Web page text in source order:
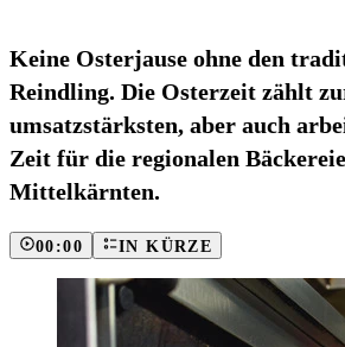
Keine Osterjause ohne den
Reindling. Die Osterzeit zählt
umsatzstärksten, aber auch
Zeit für die regionalen
Mittelkärnten.
00:00 IN KÜRZE